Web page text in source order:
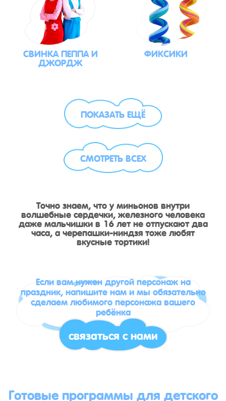
СВИНКА ПЕППА И
ДЖОРДЖ ФИКСИКИ
ПОКАЗАТЬ ЕЩЁ
СМОТРЕТЬ ВСЕХ
Точно знаем, что у миньонов внутри
волшебные сердечки, железного человека
даже мальчишки в 16 лет не отпускают два
часа, а черепашки-ниндзя тоже любят
вкусные тортики!
Если вам нужен другой персонаж на
праздник, напишите нам и мы обязательно
сделаем любимого персонажа вашего
ребёнка
связаться с нами
Готовые программы для детского